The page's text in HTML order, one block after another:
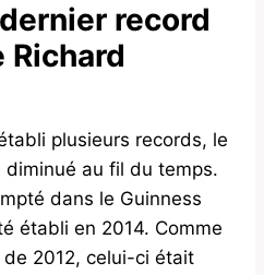
record
Richard
plusieurs records, le
au fil du temps.
dans le Guinness
établi en 2014. Comme
2012, celui-ci était